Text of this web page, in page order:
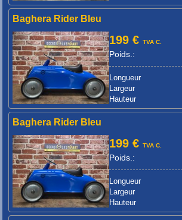
Baghera Rider Bleu
199 €TVA C.
Poids.:
Longueur
Largeur
Hauteur
Baghera Rider Bleu
199 €TVA C.
Poids.:
Longueur
Largeur
Hauteur